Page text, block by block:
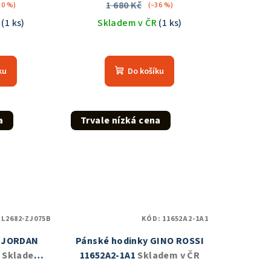
%)
(1 ks)
1 680 Kč (–36 %)
Skladem v ČR(1 ks)
hodnocení
produktu
je
z
5
Do košíku
Skladem v
L2682-ZJ075B
Trvale nízká cena
Pánské hodinky GINO ROSSI
11652A2-1A1 Skladem v ČR
KÓD: 11652A2-1A1